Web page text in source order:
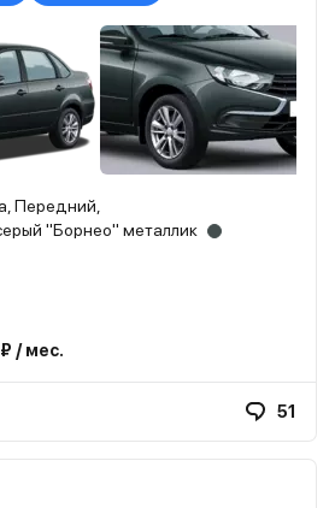
Передний,
"Борнео" металлик
/ мес.
51